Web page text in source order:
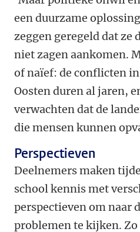
een duurzame
zeggen geregeld dat ze
niet zagen aankomen.
of naïef: de conflicten
Oosten duren al jaren,
verwachten dat de
die mensen kunnen
Perspectieven
Deelnemers maken
school kennis met
perspectieven om naar
problemen te kijken. Zo